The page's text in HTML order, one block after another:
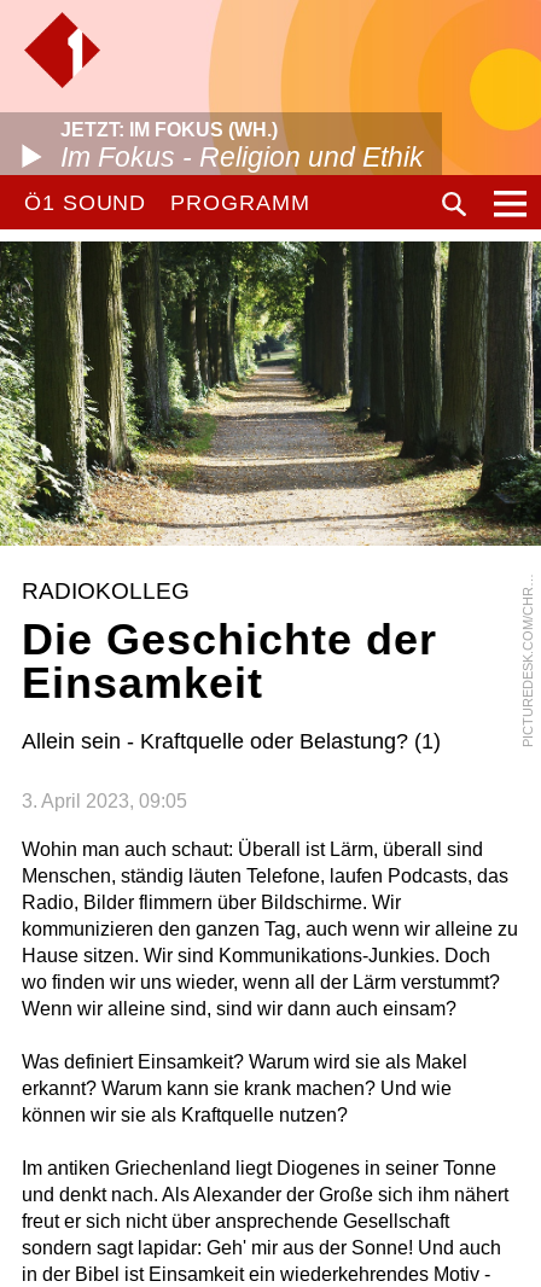
JETZT: IM FOKUS (WH.)
Im Fokus - Religion und Ethik
Ö1 SOUND PROGRAMM
P
I
C
T
U
R
E
D
E
S
K
.
C
O
M
/
C
H
R
O
M
O
R
A
N
G
E
/
B
A
S
T
I
A
N
K
I
E
N
I
T
Z
RADIOKOLLEG
Die Geschichte der
Einsamkeit
Allein sein - Kraftquelle oder Belastung? (1)
3. April 2023, 09:05
Wohin man auch schaut: Überall ist Lärm, überall sind
Menschen, ständig läuten Telefone, laufen Podcasts, das
Radio, Bilder flimmern über Bildschirme. Wir
kommunizieren den ganzen Tag, auch wenn wir alleine zu
Hause sitzen. Wir sind Kommunikations-Junkies. Doch
wo finden wir uns wieder, wenn all der Lärm verstummt?
Wenn wir alleine sind, sind wir dann auch einsam?
Was definiert Einsamkeit? Warum wird sie als Makel
erkannt? Warum kann sie krank machen? Und wie
können wir sie als Kraftquelle nutzen?
Im antiken Griechenland liegt Diogenes in seiner Tonne
und denkt nach. Als Alexander der Große sich ihm nähert
freut er sich nicht über ansprechende Gesellschaft
sondern sagt lapidar: Geh' mir aus der Sonne! Und auch
in der Bibel ist Einsamkeit ein wiederkehrendes Motiv -